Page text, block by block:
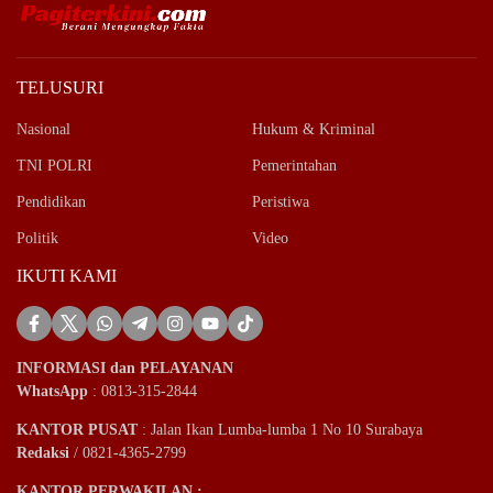
TELUSURI
Nasional Hukum & Kriminal
TNI POLRI Pemerintahan
Pendidikan Peristiwa
Politik Video
IKUTI KAMI
INFORMASI dan PELAYANAN
WhatsApp : 0813-315-2844
KANTOR PUSAT: Jalan Ikan Lumba-lumba 1 No 10 Surabaya
Redaksi / 0821-4365-2799